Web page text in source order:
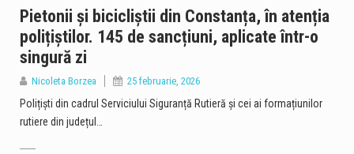
Pietonii și bicicliștii din Constanța, în atenția
polițiștilor. 145 de sancțiuni, aplicate într-o
singură zi
Nicoleta Borzea 25 februarie, 2026
Polițiști din cadrul Serviciului Siguranță Rutieră și cei ai formațiunilor
rutiere din județul…